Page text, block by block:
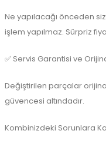
Ne yapılacağı önceden
işlem yapılmaz. Sürpriz
✅ Servis Garantisi ve
Değiştirilen parçalar
güvencesi altındadır.
Kombinizdeki Sorunlara